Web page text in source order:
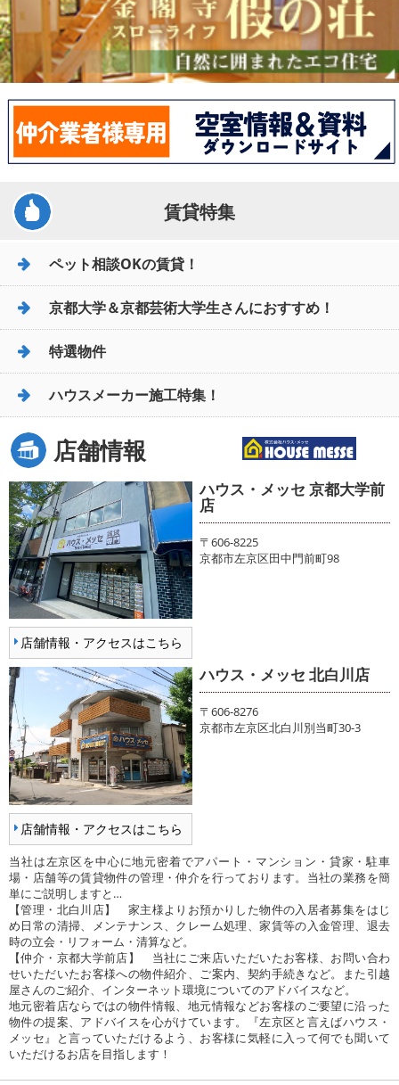
賃貸特集
ペット相談OKの賃貸！
京都大学＆京都芸術大学生さんにおすすめ！
特選物件
ハウスメーカー施工特集！
店舗情報
店舗情報・アクセスはこちら
ハウス・メッセ 京都大学前
店
〒606-8225
京都市左京区田中門前町98
店舗情報・アクセスはこちら
ハウス・メッセ 北白川店
〒606-8276
京都市左京区北白川別当町30-3
当社は左京区を中心に地元密着でアパート・マンション・貸家・駐車
場・店舗等の賃貸物件の管理・仲介を行っております。当社の業務を簡
単にご説明しますと…
【管理・北白川店】 家主様よりお預かりした物件の入居者募集をはじ
め日常の清掃、メンテナンス、クレーム処理、家賃等の入金管理、退去
時の立会・リフォーム・清算など。
【仲介・京都大学前店】 当社にご来店いただいたお客様、お問い合わ
せいただいたお客様への物件紹介、ご案内、契約手続きなど。また引越
屋さんのご紹介、インターネット環境についてのアドバイスなど。
地元密着店ならではの物件情報、地元情報などお客様のご要望に沿った
物件の提案、アドバイスを心がけています。『左京区と言えばハウス・
メッセ』と言っていただけるよう、お客様に気軽に入って何でも聞いて
いただけるお店を目指します！